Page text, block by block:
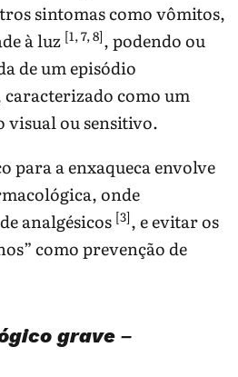
sintomas como vômitos,
à luz [1, 7, 8], podendo ou
de um episódio
caracterizado como um
visual ou sensitivo.
para a enxaqueca envolve
onde
analgésicos [3], e evitar os
como prevenção de
grave –